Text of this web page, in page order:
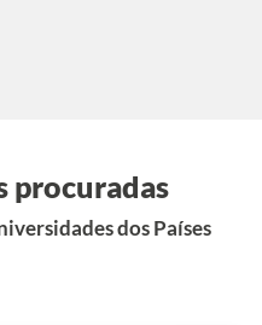
procuradas
dos Países